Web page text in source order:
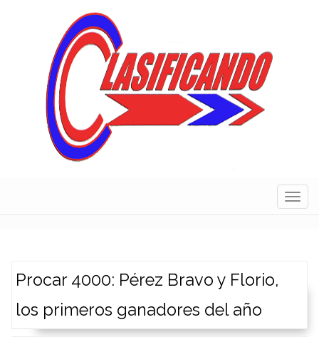
Procar 4000: Pérez Bravo y Florio,
los primeros ganadores del año